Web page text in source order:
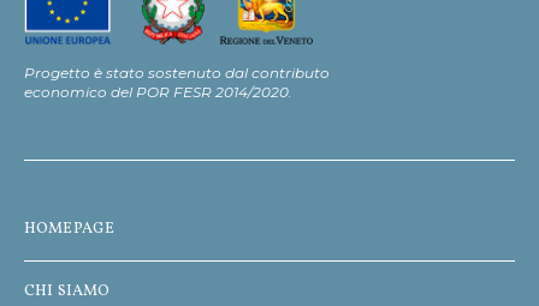
Progetto è stato sostenuto dal contributo
economico del POR FESR 2014/2020.
HOMEPAGE
CHI SIAMO